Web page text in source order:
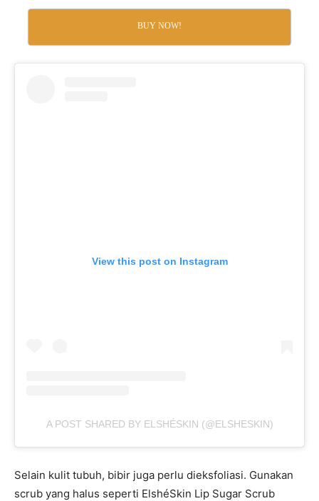
BUY NOW!
View this post on Instagram
A POST SHARED BY ELSHÉSKIN (@ELSHESKIN)
Selain kulit tubuh, bibir juga perlu dieksfoliasi. Gunakan
scrub yang halus seperti ElshéSkin Lip Sugar Scrub